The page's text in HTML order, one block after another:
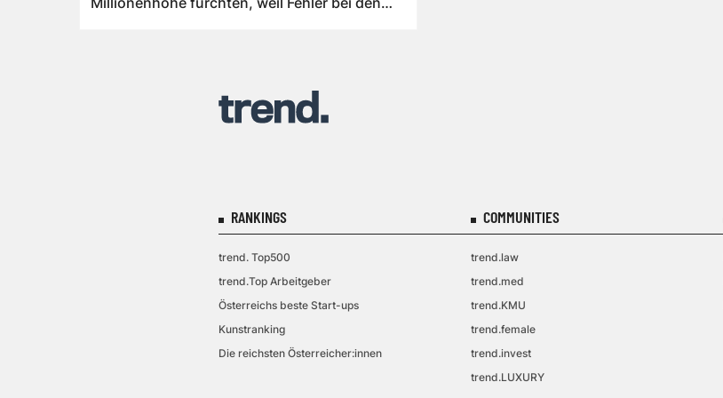
RANKINGS
trend. Top500
trend.Top Arbeitgeber
Österreichs beste Start-ups
Kunstranking
Die reichsten Österreicher:innen
COMMUNITIES
trend.law
trend.med
trend.KMU
trend.female
trend.invest
trend.LUXURY